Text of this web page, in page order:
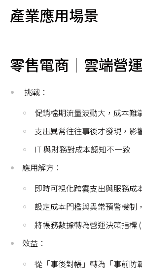
產業應用場景
零售電商｜雲端營
挑戰：
促銷檔期流量波動大，成本難
支出異常往往事後才發現，影
IT 與財務對成本認知不一致
應用解方：
即時可視化跨雲支出與服務成
設定成本門檻與異常預警機制
將帳務數據轉為營運決策指標
效益：
從「事後對帳」轉為「事前防